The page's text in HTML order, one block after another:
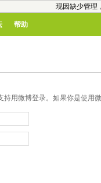
现因缺少管理
帮助
用微博登录。如果你是使用